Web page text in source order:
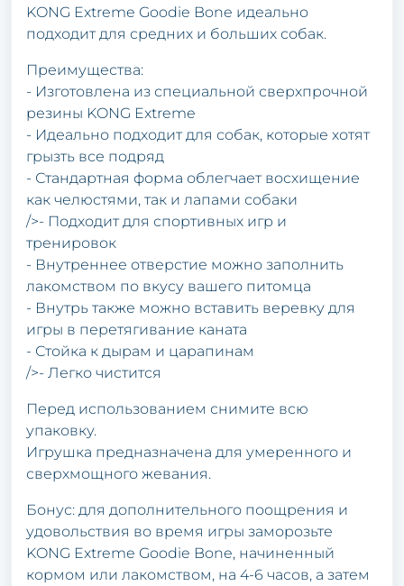
KONG Extreme Goodie Bone идеально
подходит для средних и больших собак.
Преимущества:
- Изготовлена из специальной сверхпрочной
резины KONG Extreme
- Идеально подходит для собак, которые хотят
грызть все подряд
- Стандартная форма облегчает восхищение
как челюстями, так и лапами собаки
/>- Подходит для спортивных игр и
тренировок
- Внутреннее отверстие можно заполнить
лакомством по вкусу вашего питомца
- Внутрь также можно вставить веревку для
игры в перетягивание каната
- Стойка к дырам и царапинам
/>- Легко чистится
Перед использованием снимите всю
упаковку.
Игрушка предназначена для умеренного и
сверхмощного жевания.
Бонус: для дополнительного поощрения и
удовольствия во время игры заморозьте
KONG Extreme Goodie Bone, начиненный
кормом или лакомством, на 4-6 часов, а затем